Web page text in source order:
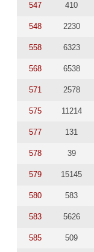
547 410
548 2230
558 6323
568 6538
571 2578
575 11214
577 131
578 39
579 15145
580 583
583 5626
585 509